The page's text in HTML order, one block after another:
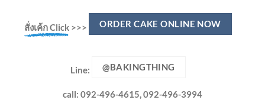
สั่งเค้ก Click>>> ORDER CAKE ONLINE NOW
Line: @BAKINGTHING
call: 092-496-4615, 092-496-3994